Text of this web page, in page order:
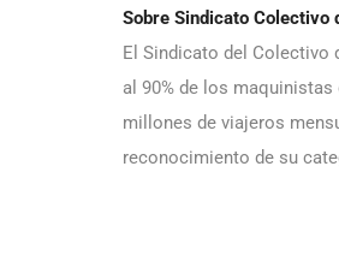
Sobre Sindicato Colectivo
El Sindicato del Colectivo
al 90% de los
millones de viajeros
reconocimiento de su